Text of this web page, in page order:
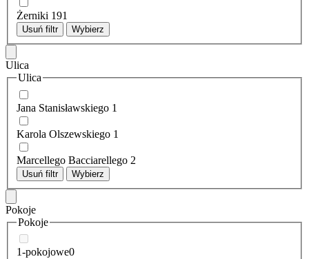
Żerniki 191
Usuń filtr Wybierz
Ulica
Ulica
Jana Stanisławskiego 1
Karola Olszewskiego 1
Marcellego Bacciarellego 2
Usuń filtr Wybierz
Pokoje
Pokoje
1-pokojowe0